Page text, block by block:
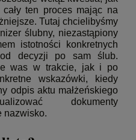
ten proces mając na
Tutaj chcielibyśmy
ślubny, niezastąpiony
istotności konkretnych
decyzji po sam ślub.
was w trakcie, jak i po
wskazówki, kiedy
odpis aktu małżeńskiego
dokumenty
nazwisko.